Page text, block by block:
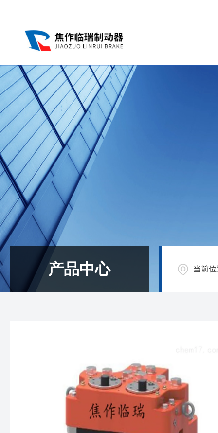
产品中心 当前